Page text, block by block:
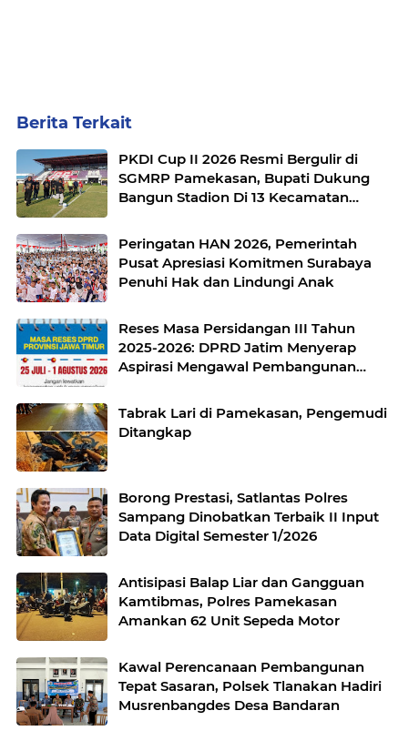
Berita Terkait
PKDI Cup II 2026 Resmi Bergulir di
SGMRP Pamekasan, Bupati Dukung
Bangun Stadion Di 13 Kecamatan
Peringatan HAN 2026, Pemerintah
Pusat Apresiasi Komitmen Surabaya
Penuhi Hak dan Lindungi Anak
Reses Masa Persidangan III Tahun
2025-2026: DPRD Jatim Menyerap
Aspirasi Mengawal Pembangunan
Tabrak Lari di Pamekasan, Pengemudi
Ditangkap
Borong Prestasi, Satlantas Polres
Sampang Dinobatkan Terbaik II Input
Data Digital Semester 1/2026
Antisipasi Balap Liar dan Gangguan
Kamtibmas, Polres Pamekasan
Amankan 62 Unit Sepeda Motor
Kawal Perencanaan Pembangunan
Tepat Sasaran, Polsek Tlanakan Hadiri
Musrenbangdes Desa Bandaran